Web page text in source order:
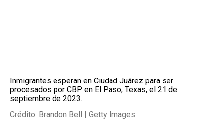
Inmigrantes esperan en Ciudad Juárez para ser
procesados por CBP en El Paso, Texas, el 21 de
septiembre de 2023.
Crédito: Brandon Bell | Getty Images